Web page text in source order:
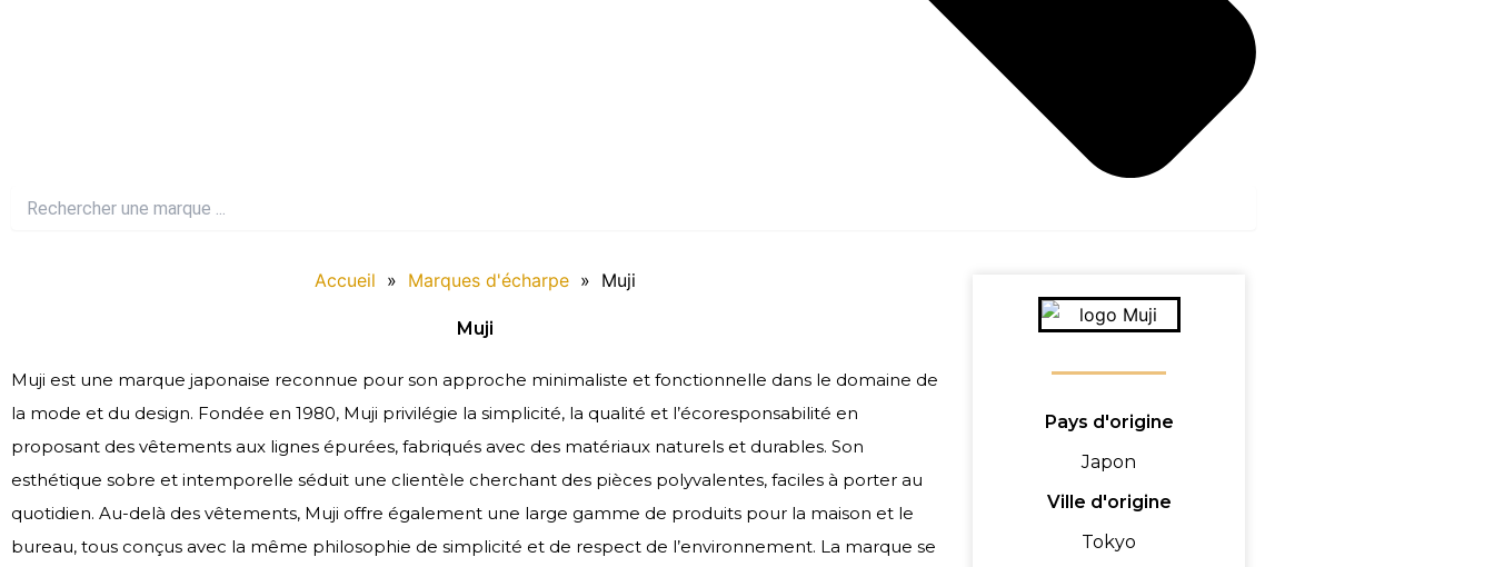
Accueil » Marques d'écharpe » Muji
Muji
Muji est une marque japonaise reconnue pour son approche minimaliste et fonctionnelle dans le domaine de
la mode et du design. Fondée en 1980, Muji privilégie la simplicité, la qualité et l’écoresponsabilité en
proposant des vêtements aux lignes épurées, fabriqués avec des matériaux naturels et durables. Son
esthétique sobre et intemporelle séduit une clientèle cherchant des pièces polyvalentes, faciles à porter au
quotidien. Au-delà des vêtements, Muji offre également une large gamme de produits pour la maison et le
bureau, tous conçus avec la même philosophie de simplicité et de respect de l’environnement. La marque se
Pays d'origine
Japon
Ville d'origine
Tokyo